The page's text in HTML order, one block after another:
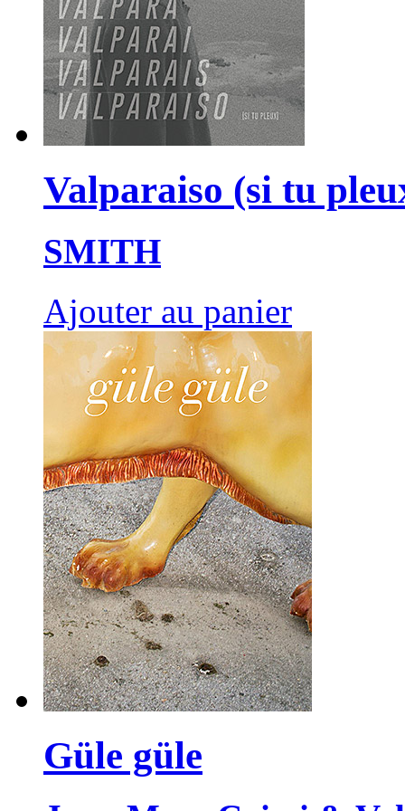
Valparaiso (si tu
SMITH
Ajouter au panier
Güle güle